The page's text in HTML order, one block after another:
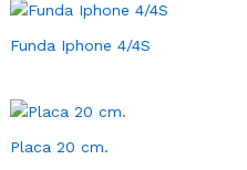
Funda Iphone 4/4S
Placa 20 cm.